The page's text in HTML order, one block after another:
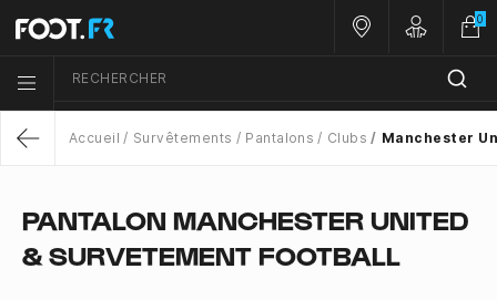
Menu list icon
RECHERCHER
Nos magasins
Customer
0
Accueil Survêtements Pantalons Clubs Manchester
PANTALON MANCHESTER UNITED
& SURVETEMENT FOOTBALL